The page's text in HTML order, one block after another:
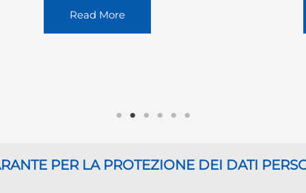
Read More
PER LA PROTEZIONE DEI DATI